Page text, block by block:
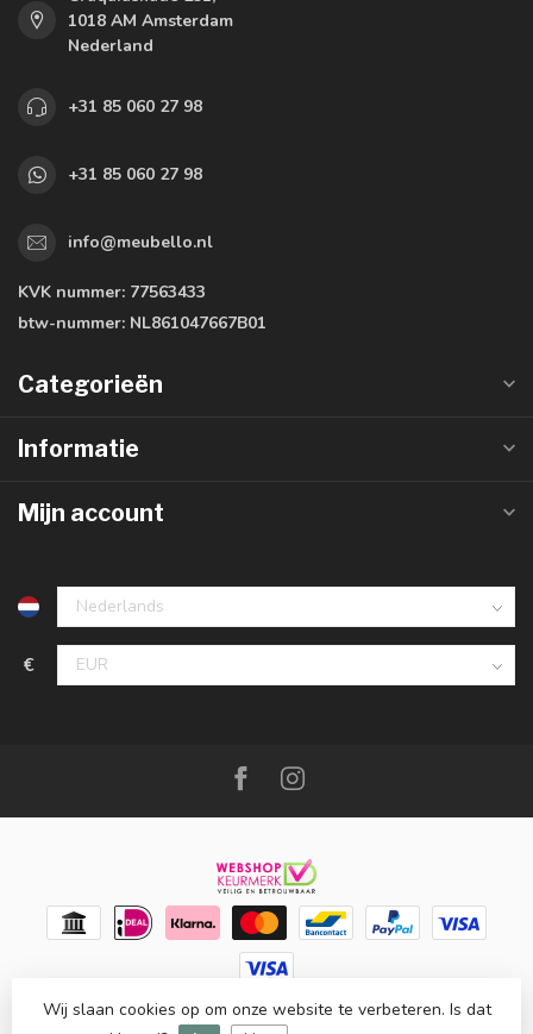
1018 AM Amsterdam
Nederland
+31 85 060 27 98
+31 85 060 27 98
info@meubello.nl
KVK nummer: 77563433
btw-nummer: NL861047667B01
Categorieën
Informatie
Mijn account
€
© Copyright 2026 Meubello®- Powered byLightspeed -
Wij slaan cookies op om onze website te verbeteren. Is dat